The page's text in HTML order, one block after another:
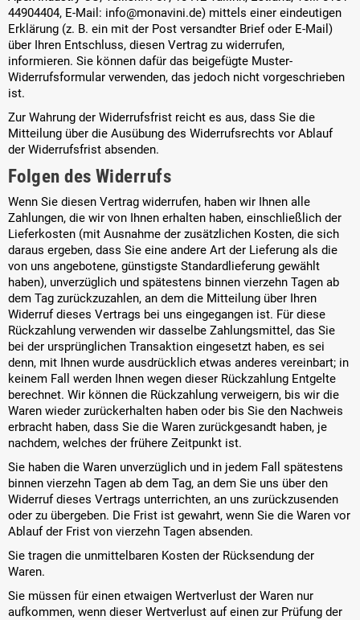
44904404, E-Mail: info@monavini.de) mittels einer eindeutigen
Erklärung (z. B. ein mit der Post versandter Brief oder E-Mail)
über Ihren Entschluss, diesen Vertrag zu widerrufen,
informieren. Sie können dafür das beigefügte Muster-
Widerrufsformular verwenden, das jedoch nicht vorgeschrieben
ist.
Zur Wahrung der Widerrufsfrist reicht es aus, dass Sie die
Mitteilung über die Ausübung des Widerrufsrechts vor Ablauf
der Widerrufsfrist absenden.
Folgen des Widerrufs
Wenn Sie diesen Vertrag widerrufen, haben wir Ihnen alle
Zahlungen, die wir von Ihnen erhalten haben, einschließlich der
Lieferkosten (mit Ausnahme der zusätzlichen Kosten, die sich
daraus ergeben, dass Sie eine andere Art der Lieferung als die
von uns angebotene, günstigste Standardlieferung gewählt
haben), unverzüglich und spätestens binnen vierzehn Tagen ab
dem Tag zurückzuzahlen, an dem die Mitteilung über Ihren
Widerruf dieses Vertrags bei uns eingegangen ist. Für diese
Rückzahlung verwenden wir dasselbe Zahlungsmittel, das Sie
bei der ursprünglichen Transaktion eingesetzt haben, es sei
denn, mit Ihnen wurde ausdrücklich etwas anderes vereinbart; in
keinem Fall werden Ihnen wegen dieser Rückzahlung Entgelte
berechnet. Wir können die Rückzahlung verweigern, bis wir die
Waren wieder zurückerhalten haben oder bis Sie den Nachweis
erbracht haben, dass Sie die Waren zurückgesandt haben, je
nachdem, welches der frühere Zeitpunkt ist.
Sie haben die Waren unverzüglich und in jedem Fall spätestens
binnen vierzehn Tagen ab dem Tag, an dem Sie uns über den
Widerruf dieses Vertrags unterrichten, an uns zurückzusenden
oder zu übergeben. Die Frist ist gewahrt, wenn Sie die Waren vor
Ablauf der Frist von vierzehn Tagen absenden.
Sie tragen die unmittelbaren Kosten der Rücksendung der
Waren.
Sie müssen für einen etwaigen Wertverlust der Waren nur
aufkommen, wenn dieser Wertverlust auf einen zur Prüfung der